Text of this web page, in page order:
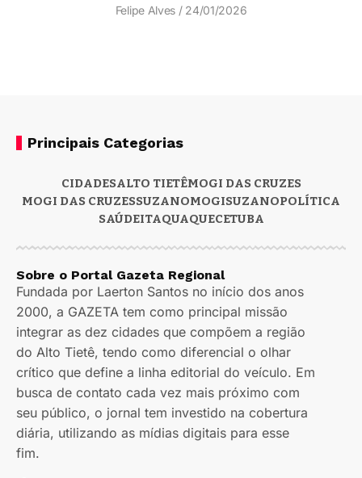
Felipe Alves 24/01/2026
Principais Categorias
CIDADESALTO TIETÊMOGI DAS CRUZES
MOGI DAS CRUZESSUZANOMOGISUZANOPOLÍTICA
SAÚDEITAQUAQUECETUBA
Sobre o Portal Gazeta Regional
Fundada por Laerton Santos no início dos anos
2000, a GAZETA tem como principal missão
integrar as dez cidades que compõem a região
do Alto Tietê, tendo como diferencial o olhar
crítico que define a linha editorial do veículo. Em
busca de contato cada vez mais próximo com
seu público, o jornal tem investido na cobertura
diária, utilizando as mídias digitais para esse
fim.